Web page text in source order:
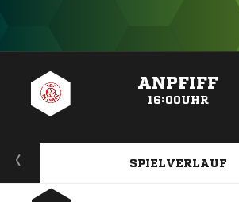
ANPFIFF
16:00UHR
SPIELVERLAUF